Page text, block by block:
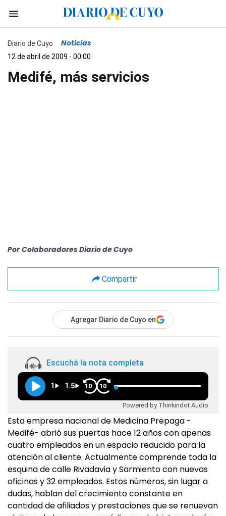
Diario de Cuyo Noticias
12 de abril de 2009 - 00:00
Medifé, más servicios
Por Colaboradores Diario de Cuyo
Compartir
Agregar Diario de Cuyo en
Escuchá la nota completa
1 1.5 10 10
Powered by Thinkindot Audio
Esta empresa nacional de Medicina Prepaga -
Medifé- abrió sus puertas hace 12 años con apenas
cuatro empleados en un espacio reducido para la
atención al cliente. Actualmente comprende toda la
esquina de calle Rivadavia y Sarmiento con nuevas
oficinas y 32 empleados. Estos números, sin lugar a
dudas, hablan del crecimiento constante en
cantidad de afiliados y prestaciones que se renuevan